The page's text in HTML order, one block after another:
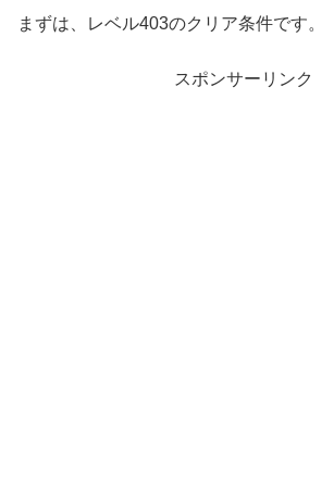
まずは、レベル403のクリア条件です。
スポンサーリンク